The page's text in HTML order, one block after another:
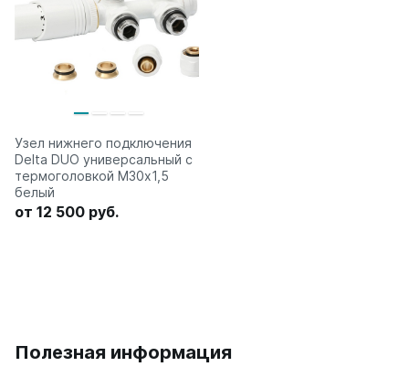
Узел нижнего подключения
Delta DUO универсальный с
термоголовкой М30х1,5
белый
от 12 500 руб.
Полезная информация